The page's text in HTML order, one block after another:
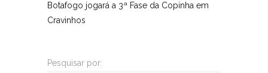
Botafogo jogará a 3ª Fase da Copinha em
Cravinhos
Pesquisar por: